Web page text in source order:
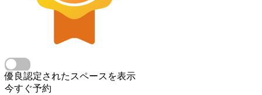
優良認定されたスペースを表示
今すぐ予約